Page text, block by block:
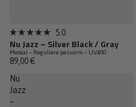
Beoordeeld
met
5.0
van
de
5
sterren
5.0
Nu Jazz – Silver Black / Gray
Metaal – Reguliere pasvorm – UV400
89,00 €
Nu
Jazz
–